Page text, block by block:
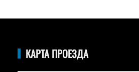
КАРТА ПРОЕЗДА